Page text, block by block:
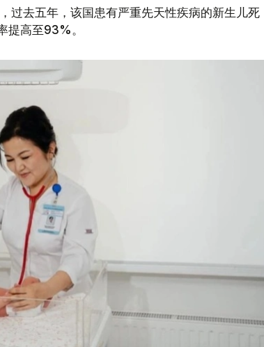
过去五年，该国患有严重先天性疾病的新生儿死
提高至93%。